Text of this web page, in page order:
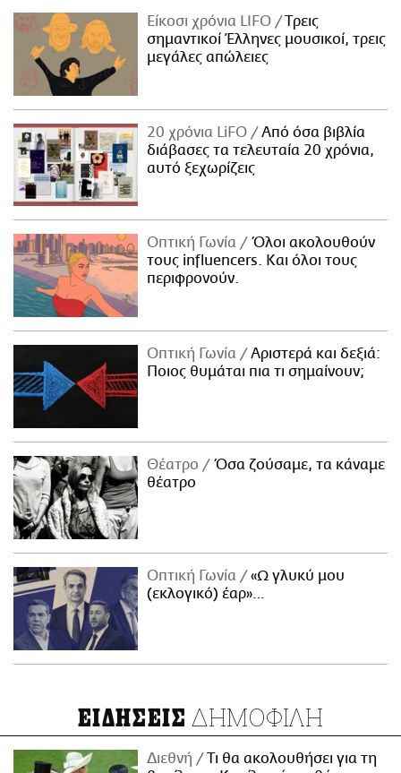
Είκοσι χρόνια LIFO
Tρεις
σημαντικοί Έλληνες μουσικοί, τρεις
μεγάλες απώλειες
20 χρόνια LiFO
Από όσα βιβλία
διάβασες τα τελευταία 20 χρόνια,
αυτό ξεχωρίζεις
Οπτική Γωνία
Όλοι ακολουθούν
τους influencers. Και όλοι τους
περιφρονούν.
Οπτική Γωνία
Αριστερά και δεξιά:
Ποιος θυμάται πια τι σημαίνουν;
Θέατρο
Όσα ζούσαμε, τα κάναμε
θέατρο
Οπτική Γωνία
«Ω γλυκύ μου
(εκλογικό) έαρ»…
ΕΙΔΗΣΕΙΣ ΔΗΜΟΦΙΛΗ
Διεθνή
Τι θα ακολουθήσει για τη